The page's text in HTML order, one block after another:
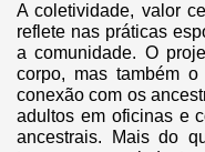
A coletividade, valor
reflete nas práticas
a comunidade. O
corpo, mas também
conexão com os
adultos em oficinas e
ancestrais. Mais do